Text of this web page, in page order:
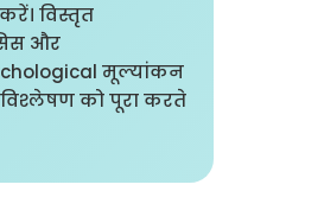
विस्तृत
और
मूल्यांकन
विश्लेषण को पूरा करते